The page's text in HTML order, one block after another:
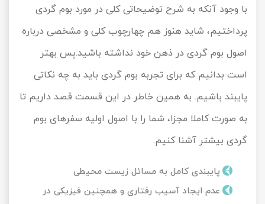
با وجود آنکه به شرح توضیحاتی کلی در مورد بوم گردی
پرداختیم، شاید هنوز هم چهارچوب کلی و مشخصی درباره
اصول بوم گردی در ذهن خود نداشته باشید.پس بهتر
است بدانیم که برای تجربه بوم گردی باید به چه نکاتی
پایبند باشیم. به همین خاطر در این قسمت قصد داریم تا
به صورت کاملا مجزا، شما را با اصول اولیه سفرهای بوم
گردی بیشتر آشنا کنیم.
پایبندی کامل به مسائل زیست محیطی
عدم ایجاد آسیب رفتاری و همچنین فیزیکی در